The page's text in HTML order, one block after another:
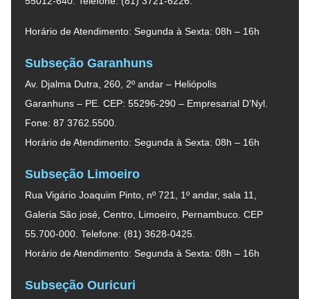
Horário de Atendimento: Segunda à Sexta: 08h – 16h
Subseção Garanhuns
Av. Djalma Dutra, 260, 2º andar – Heliópolis
Garanhuns – PE. CEP: 55296-290 – Empresarial D’Nyl.
Fone: 87 3762.5500.
Horário de Atendimento: Segunda à Sexta: 08h – 16h
Subseção Limoeiro
Rua Vigário Joaquim Pinto, nº 721, 1º andar, sala 11,
Galeria São josé, Centro, Limoeiro, Pernambuco. CEP
55.700-000. Telefone: (81) 3628-0425.
Horário de Atendimento: Segunda à Sexta: 08h – 16h
Subseção Ouricuri